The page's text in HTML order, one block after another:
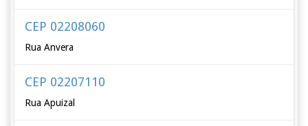
CEP 02208060
Rua Anvera
CEP 02207110
Rua Apuizal